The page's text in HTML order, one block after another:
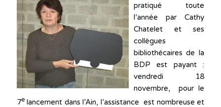
pratiqué toute
l’année par Cathy
Chatelet et ses
collègues
bibliothécaires de la
BDP est payant :
vendredi 18
novembre, pour le
7elancement dans l’Ain, l’assistance est nombreuse et